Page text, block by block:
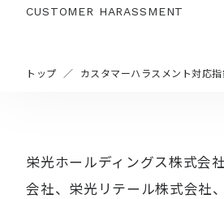
CUSTOMER HARASSMENT
トップ カスタマーハラスメント対応
栄光ホールディングス株式会
会社、栄光リテール株式会社